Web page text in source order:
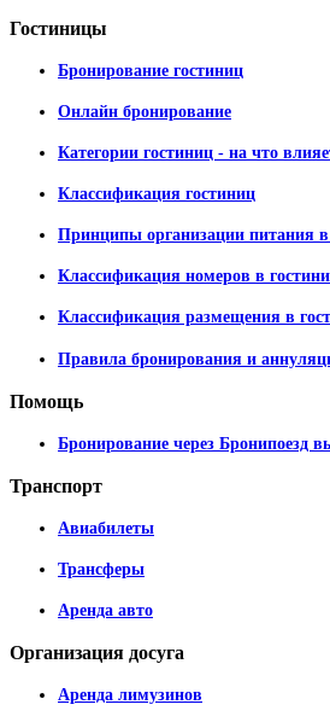
Гостиницы
Бронирование гостиниц
Онлайн бронирование
Категории гостиниц - на что
Классификация гостиниц
Принципы организации питания в
Классификация номеров в
Классификация размещения в
Правила бронирования и
Помощь
Бронирование через Бронипоезд
Транспорт
Авиабилеты
Трансферы
Аренда авто
Организация досуга
Аренда лимузинов